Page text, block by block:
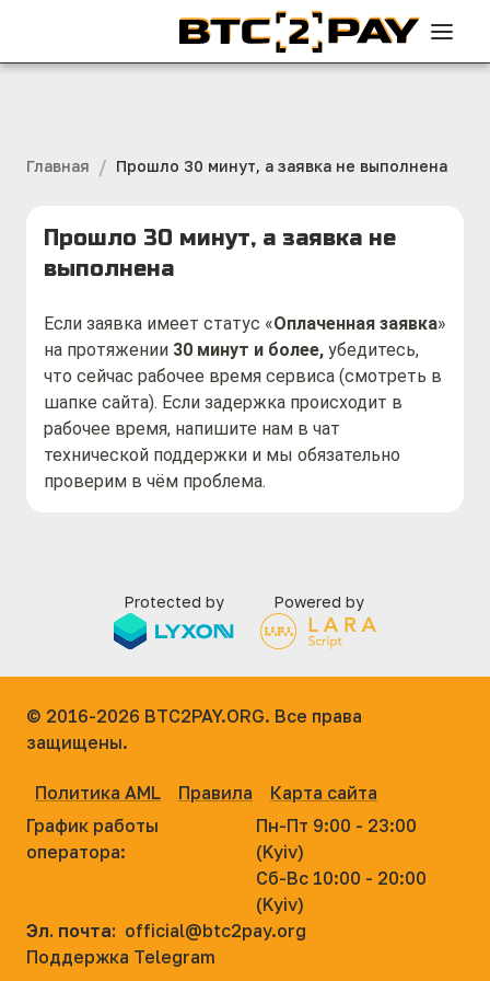
Главная / Прошло 30 минут, а заявка не выполнена
Прошло 30 минут, а заявка не
выполнена
Если заявка имеет статус «Оплаченная заявка»
на протяжении 30 минут и более, убедитесь,
что сейчас рабочее время сервиса (смотреть в
шапке сайта). Если задержка происходит в
рабочее время, напишите нам в чат
технической поддержки и мы обязательно
проверим в чём проблема.
Protected by Powered by
© 2016-2026 BTC2PAY.ORG. Все права
защищены.
Политика AML Правила
Карта сайта
График работы
оператора:
Пн-Пт 9:00 - 23:00
(Kyiv)
Сб-Вс 10:00 - 20:00
(Kyiv)
Эл. почта: official@btc2pay.org
Поддержка Telegram